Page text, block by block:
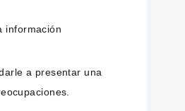
información
a presentar una